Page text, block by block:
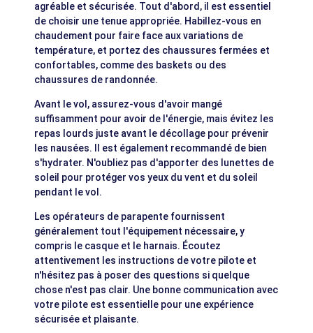
agréable et sécurisée. Tout d'abord, il est essentiel
de choisir une tenue appropriée. Habillez-vous en
chaudement pour faire face aux variations de
température, et portez des chaussures fermées et
confortables, comme des baskets ou des
chaussures de randonnée.
Avant le vol, assurez-vous d'avoir mangé
suffisamment pour avoir de l'énergie, mais évitez les
repas lourds juste avant le décollage pour prévenir
les nausées. Il est également recommandé de bien
s'hydrater. N'oubliez pas d'apporter des lunettes de
soleil pour protéger vos yeux du vent et du soleil
pendant le vol.
Les opérateurs de parapente fournissent
généralement tout l'équipement nécessaire, y
compris le casque et le harnais. Écoutez
attentivement les instructions de votre pilote et
n'hésitez pas à poser des questions si quelque
chose n'est pas clair. Une bonne communication avec
votre pilote est essentielle pour une expérience
sécurisée et plaisante.